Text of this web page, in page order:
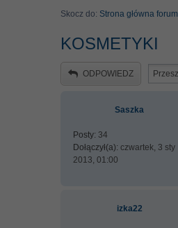
Skocz do: Strona główna forum
KOSMETYKI
ODPOWIEDZ
Saszka
Posty: 34
Dołączył(a): czwartek, 3 sty
2013, 01:00
izka22